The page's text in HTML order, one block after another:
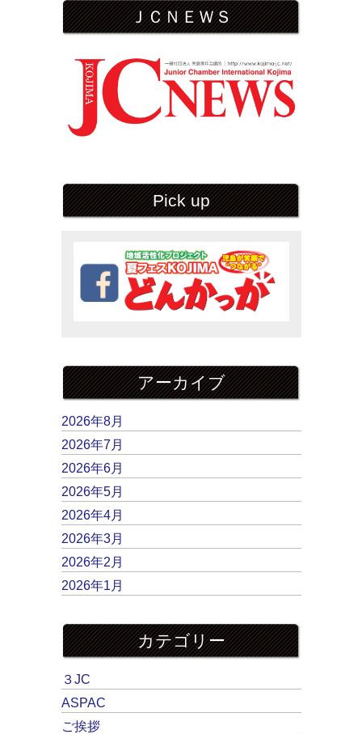
ＪＣＮＥＷＳ
Pick up
アーカイブ
2026年8月
2026年7月
2026年6月
2026年5月
2026年4月
2026年3月
2026年2月
2026年1月
カテゴリー
３JC
ASPAC
ご挨拶